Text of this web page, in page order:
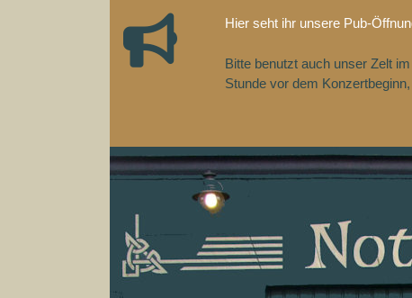
Hier seht ihr unsere Pub-
Bitte benutzt auch unser Zelt
Stunde vor dem